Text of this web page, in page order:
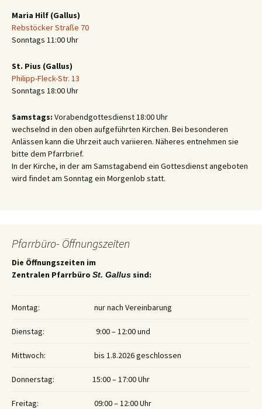
Maria Hilf (Gallus)
Rebstöcker Straße 70
Sonntags 11:00 Uhr
St. Pius (Gallus)
Philipp-Fleck-Str. 13
Sonntags 18:00 Uhr
Samstags: Vorabendgottesdienst 18:00 Uhr
wechselnd in den oben aufgeführten Kirchen. Bei besonderen
Anlässen kann die Uhrzeit auch variieren. Näheres entnehmen sie
bitte dem Pfarrbrief.
In der Kirche, in der am Samstagabend ein Gottesdienst angeboten
wird findet am Sonntag ein Morgenlob statt.
Pfarrbüro- Öffnungszeiten
Die Öffnungszeiten im
Zentralen Pfarrbüro St. Gallus sind:
Montag: nur nach Vereinbarung
Dienstag: 9:00 – 12:00 und
Mittwoch: bis 1.8.2026 geschlossen
Donnerstag: 15:00 – 17:00 Uhr
Freitag: 09:00 – 12:00 Uhr